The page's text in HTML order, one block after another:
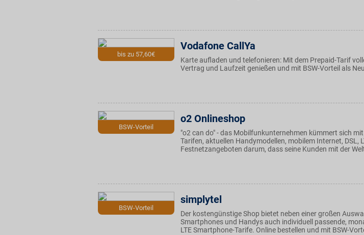
bis zu 57,60€
Vodafone CallYa
Karte aufladen und telefonieren: Mit dem Prepaid-Tarif
Vertrag und Laufzeit genießen und mit BSW-Vorteil als
BSW-Vorteil
o2 Onlineshop
"o2 can do" - das Mobilfunkunternehmen kümmert sich
Tarifen, aktuellen Handymodellen, mobilem Internet, DSL,
Festnetzangeboten darum, dass seine Kunden mit der
BSW-Vorteil
simplytel
Der kostengünstige Shop bietet neben einer großen
Smartphones und Handys auch individuell passende,
LTE Smartphone-Tarife. Online bestellen und mit BSW-